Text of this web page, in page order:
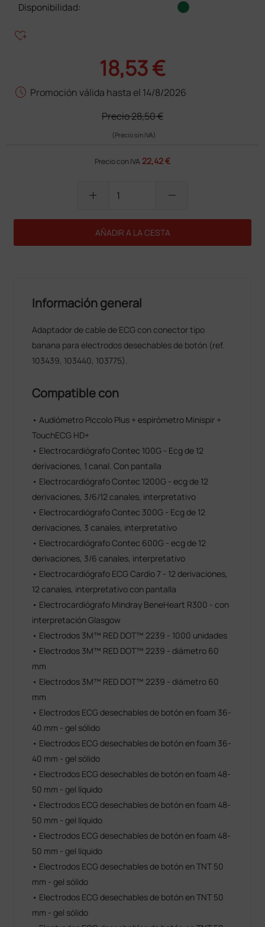
Disponibilidad:
heart_plus
18,53 €
schedule Promoción válida hasta el 14/8/2026
Precio28,50 €
(Precio sin IVA)
Precio con IVA 22,42 €
add remove
AÑADIR A LA CESTA
Información general
Adaptador de cable de ECG con conector tipo
banana para electrodos desechables de botón (ref.
103439, 103440, 103775).
Compatible con
• Audiómetro Piccolo Plus + espirómetro Minispir +
TouchECG HD+
• Electrocardiógrafo Contec 100G - Ecg de 12
derivaciones, 1 canal. Con pantalla
• Electrocardiógrafo Contec 1200G - ecg de 12
derivaciones, 3/6/12 canales, interpretativo
• Electrocardiógrafo Contec 300G - Ecg de 12
derivaciones, 3 canales, interpretativo
• Electrocardiógrafo Contec 600G - ecg de 12
derivaciones, 3/6 canales, interpretativo
• Electrocardiógrafo ECG Cardio 7 - 12 derivaciones,
12 canales, interpretativo con pantalla
• Electrocardiógrafo Mindray BeneHeart R300 - con
interpretación Glasgow
• Electrodos 3M™ RED DOT™ 2239 - 1000 unidades
• Electrodos 3M™ RED DOT™ 2239 - diámetro 60
mm
• Electrodos 3M™ RED DOT™ 2239 - diámetro 60
mm
• Electrodos ECG desechables de botón en foam 36-
40 mm - gel sólido
• Electrodos ECG desechables de botón en foam 36-
40 mm - gel sólido
• Electrodos ECG desechables de botón en foam 48-
50 mm - gel líquido
• Electrodos ECG desechables de botón en foam 48-
50 mm - gel líquido
• Electrodos ECG desechables de botón en foam 48-
50 mm - gel líquido
• Electrodos ECG desechables de botón en TNT 50
mm - gel sólido
• Electrodos ECG desechables de botón en TNT 50
mm - gel sólido